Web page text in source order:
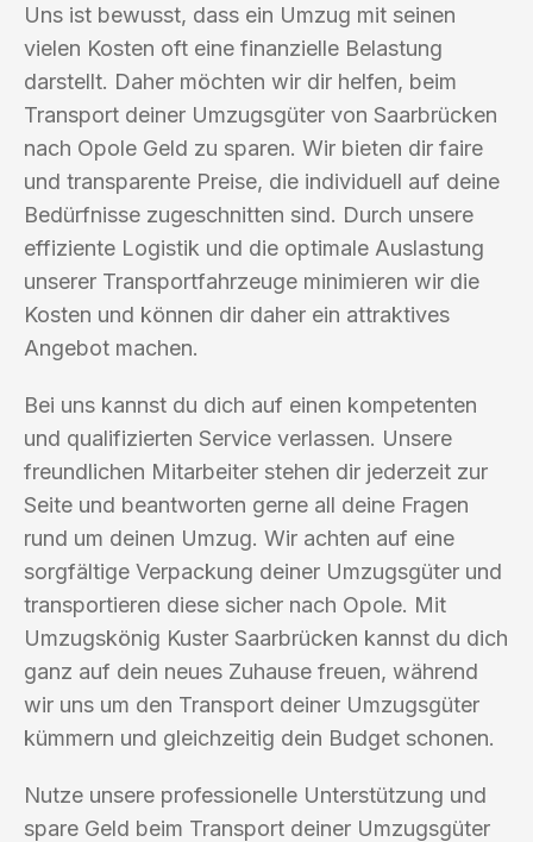
Uns ist bewusst, dass ein Umzug mit seinen
vielen Kosten oft eine finanzielle Belastung
darstellt. Daher möchten wir dir helfen, beim
Transport deiner Umzugsgüter von Saarbrücken
nach Opole Geld zu sparen. Wir bieten dir faire
und transparente Preise, die individuell auf deine
Bedürfnisse zugeschnitten sind. Durch unsere
effiziente Logistik und die optimale Auslastung
unserer Transportfahrzeuge minimieren wir die
Kosten und können dir daher ein attraktives
Angebot machen.
Bei uns kannst du dich auf einen kompetenten
und qualifizierten Service verlassen. Unsere
freundlichen Mitarbeiter stehen dir jederzeit zur
Seite und beantworten gerne all deine Fragen
rund um deinen Umzug. Wir achten auf eine
sorgfältige Verpackung deiner Umzugsgüter und
transportieren diese sicher nach Opole. Mit
Umzugskönig Kuster Saarbrücken kannst du dich
ganz auf dein neues Zuhause freuen, während
wir uns um den Transport deiner Umzugsgüter
kümmern und gleichzeitig dein Budget schonen.
Nutze unsere professionelle Unterstützung und
spare Geld beim Transport deiner Umzugsgüter